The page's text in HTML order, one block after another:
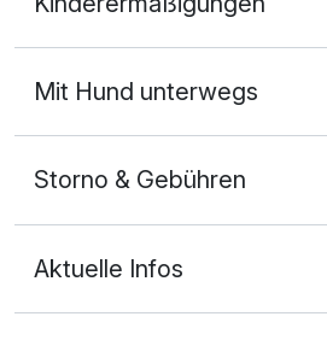
Mit Hund unterwegs
Storno & Gebühren
Aktuelle Infos